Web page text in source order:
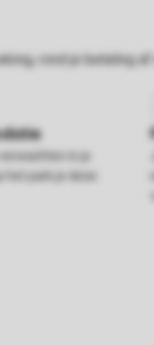
in je
park je deze